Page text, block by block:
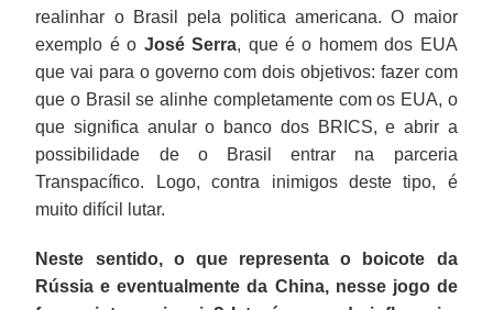
realinhar o Brasil pela politica americana. O maior
exemplo é o José Serra, que é o homem dos EUA
que vai para o governo com dois objetivos: fazer com
que o Brasil se alinhe completamente com os EUA, o
que significa anular o banco dos BRICS, e abrir a
possibilidade de o Brasil entrar na parceria
Transpacífico. Logo, contra inimigos deste tipo, é
muito difícil lutar.
Neste sentido, o que representa o boicote da
Rússia e eventualmente da China, nesse jogo de